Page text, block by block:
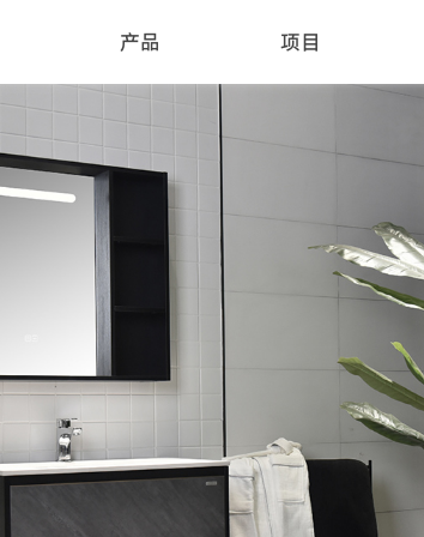
产品 项目